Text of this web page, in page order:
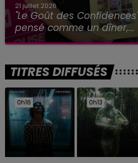
21 juillet 2026
"Le Goût des
pensé comme un dîner,...
TITRES DIFFUSÉS
0h16
0h16 0h13
0h13